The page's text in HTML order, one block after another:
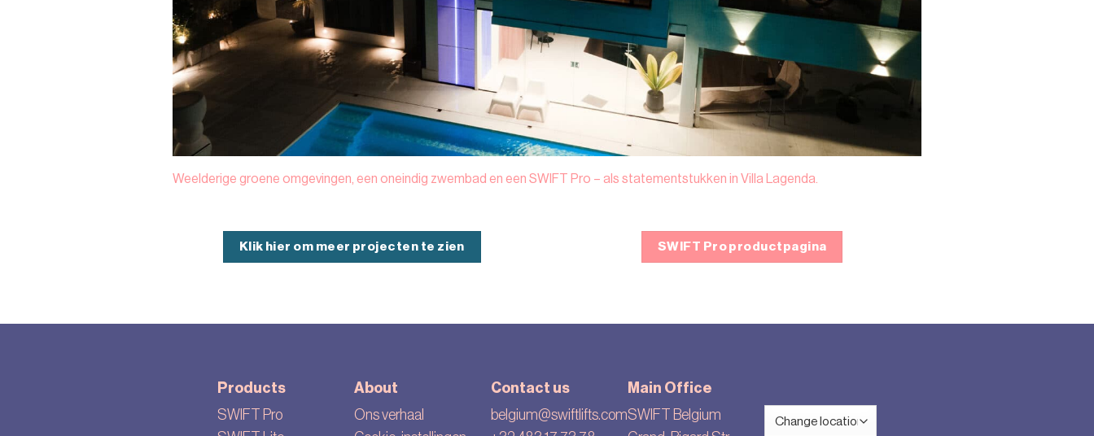
Weelderige groene omgevingen, een oneindig zwembad en een SWIFT Pro – als statementstukken in Villa Lagenda.
Klik hier om meer projecten te zien SWIFT Pro productpagina
Products
SWIFT Pro
About
Ons verhaal
Contact us
belgium@swiftlifts.com
Main Office
SWIFT Belgium